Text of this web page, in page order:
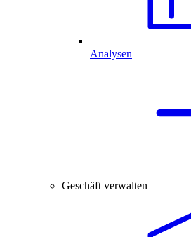
Analysen
Geschäft verwalten